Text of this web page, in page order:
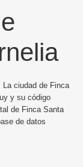
La ciudad de Finca
y su código
de Finca Santa
de datos